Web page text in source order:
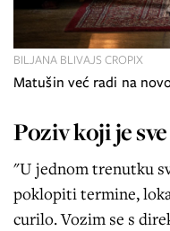
Matušin već radi na
BILJANA BLIVAJS CROPIX
Poziv koji je
"U jednom trenutku
poklopiti termine,
curilo. Vozim se s